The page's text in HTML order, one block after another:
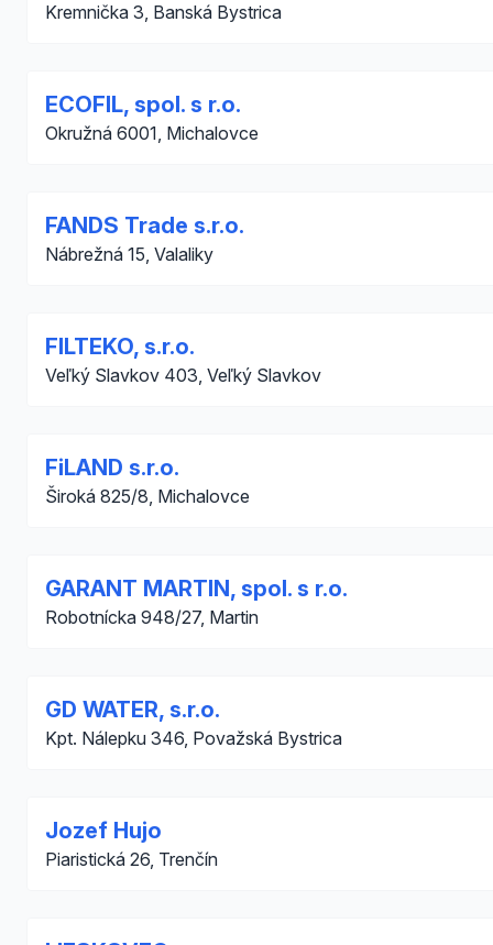
Kremnička 3, Banská Bystrica
ECOFIL, spol. s r.o.
Okružná 6001, Michalovce
FANDS Trade s.r.o.
Nábrežná 15, Valaliky
FILTEKO, s.r.o.
Veľký Slavkov 403, Veľký Slavkov
FiLAND s.r.o.
Široká 825/8, Michalovce
GARANT MARTIN, spol. s r.o.
Robotnícka 948/27, Martin
GD WATER, s.r.o.
Kpt. Nálepku 346, Považská Bystrica
Jozef Hujo
Piaristická 26, Trenčín